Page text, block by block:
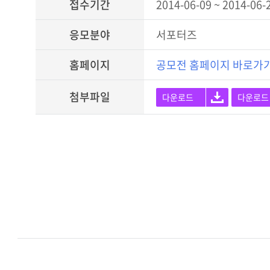
접수기간
2014-06-09 ~ 2014-06-
응모분야
서포터즈
홈페이지
공모전 홈페이지 바로가
첨부파일
다운로드 다운로드